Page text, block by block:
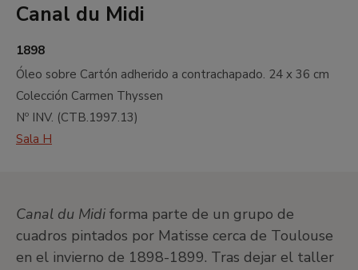
Canal du Midi
1898
Óleo sobre Cartón adherido a contrachapado. 24 x 36 cm
Colección Carmen Thyssen
Nº INV. (CTB.1997.13)
Sala H
Canal du Midi forma parte de un grupo de
cuadros pintados por Matisse cerca de Toulouse
en el invierno de 1898-1899. Tras dejar el taller